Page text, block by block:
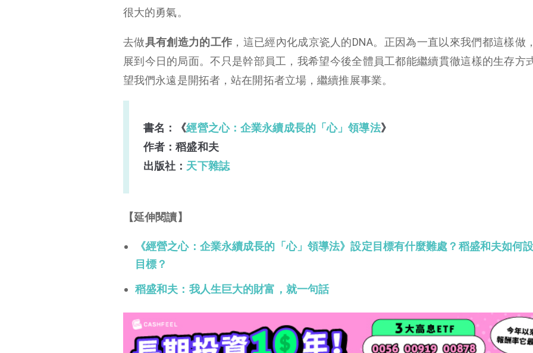
很大的勇氣。
去做具有創造力的工作 ，這已經內化成京瓷人的DNA。正因為一直以來我們都這樣做
展到今日的局面。不只是幹部員工，我希望今後全體員工都能繼續貫徹這樣的生存方
望我們永遠是開拓者，站在開拓者立場，繼續推展事業。
書名：《經營之心：企業永續成長的「心」領導法》
作者：稻盛和夫
出版社： 天下雜誌
【延伸閱讀】
《經營之心：企業永續成長的「心」領導法》設定目標有什麼難處？稻盛和夫如何
目標？
稻盛和夫：我人生巨大的財富，就一句話